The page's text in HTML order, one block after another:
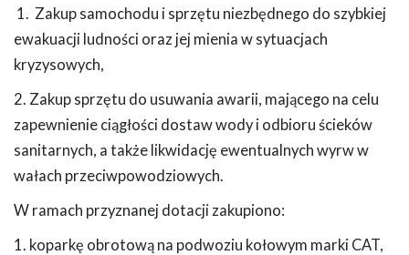
1. Zakup samochodu i sprzętu niezbędnego do szybkiej
ewakuacji ludności oraz jej mienia w sytuacjach
kryzysowych,
2. Zakup sprzętu do usuwania awarii, mającego na celu
zapewnienie ciągłości dostaw wody i odbioru ścieków
sanitarnych, a także likwidację ewentualnych wyrw w
wałach przeciwpowodziowych.
W ramach przyznanej dotacji zakupiono:
1. koparkę obrotową na podwoziu kołowym marki CAT,